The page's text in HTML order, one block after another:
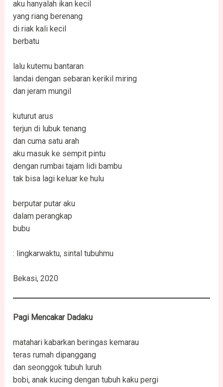
aku hanyalah ikan kecil
yang riang berenang
di riak kali kecil
berbatu
lalu kutemu bantaran
landai dengan sebaran kerikil miring
dan jeram mungil
kuturut arus
terjun di lubuk tenang
dan cuma satu arah
aku masuk ke sempit pintu
dengan rumbai tajam lidi bambu
tak bisa lagi keluar ke hulu
berputar putar aku
dalam perangkap
bubu
: lingkarwaktu, sintal tubuhmu
Bekasi, 2020
Pagi Mencakar Dadaku
matahari kabarkan beringas kemarau
teras rumah dipanggang
dan seonggok tubuh luruh
bobi, anak kucing dengan tubuh kaku pergi